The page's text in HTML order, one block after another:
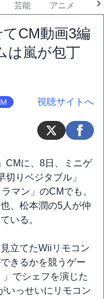
芸能 アニメ
CM動画3編
は嵐が包丁
視聴サイトへ
CMに、8日、ミニゲ
りベジタブル」
マン」のCMでも、
、松本潤の5人が仲
いる。
立てたWiiリモコン
きるかを競うゲー
でシェフを演じた
いっせいにリモコン